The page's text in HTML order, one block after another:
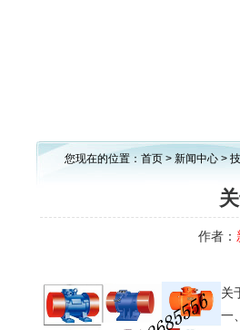
您现在的位置： 首页 > 新闻中心 >
作者：
关
一